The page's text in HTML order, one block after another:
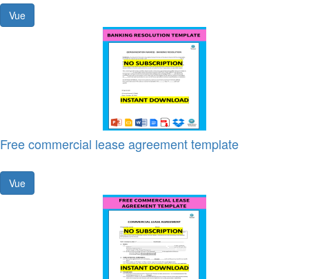
Vue
Free commercial lease agreement template
Vue